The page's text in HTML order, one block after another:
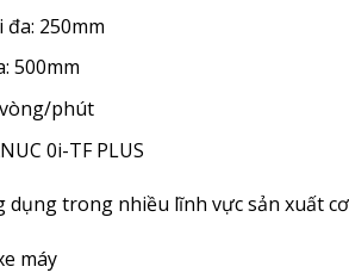
250mm
500mm
phút
0i-TF PLUS
dụng trong nhiều lĩnh vực sản xuất
máy